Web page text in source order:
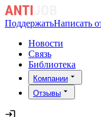
ПоддержатьНаписать
Новости
Связь
Библиотека
Компании
Отзывы